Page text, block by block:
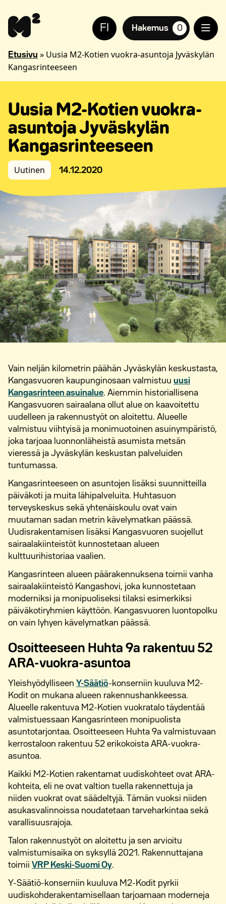
sisältöön
sivuston
käyttöön
FI Hakemus
suosikkiasuntoja,
0
Etusivu » Uusia M2-Kotien vuokra-asuntoja Jyväskylän
Kangasrinteeseen
Uusia M2-Kotien vuokra-
asuntoja Jyväskylän
Kangasrinteeseen
Uutinen 14.12.2020
Vain neljän kilometrin päähän Jyväskylän keskustasta,
Kangasvuoren kaupunginosaan valmistuu uusi
Kangasrinteen asuinalue. Aiemmin historiallisena
Kangasvuoren sairaalana ollut alue on kaavoitettu
uudelleen ja rakennustyöt on aloitettu. Alueelle
valmistuu viihtyisä ja monimuotoinen asuinympäristö,
joka tarjoaa luonnonläheistä asumista metsän
vieressä ja Jyväskylän keskustan palveluiden
tuntumassa.
Kangasrinteeseen on asuntojen lisäksi suunnitteilla
päiväkoti ja muita lähipalveluita. Huhtasuon
terveyskeskus sekä yhtenäiskoulu ovat vain
muutaman sadan metrin kävelymatkan päässä.
Uudisrakentamisen lisäksi Kangasvuoren suojellut
sairaalakiinteistöt kunnostetaan alueen
kulttuurihistoriaa vaalien.
Kangasrinteen alueen päärakennuksena toimii vanha
sairaalakiinteistö Kangashovi, joka kunnostetaan
moderniksi ja monipuoliseksi tilaksi esimerkiksi
päiväkotiryhmien käyttöön. Kangasvuoren luontopolku
on vain lyhyen kävelymatkan päässä.
Osoitteeseen Huhta 9a rakentuu 52
ARA-vuokra-asuntoa
Yleishyödylliseen Y-Säätiö-konserniin kuuluva M2-
Kodit on mukana alueen rakennushankkeessa.
Alueelle rakentuva M2-Kotien vuokratalo täydentää
valmistuessaan Kangasrinteen monipuolista
asuntotarjontaa. Osoitteeseen Huhta 9a valmistuvaan
kerrostaloon rakentuu 52 erikokoista ARA-vuokra-
asuntoa.
Kaikki M2-Kotien rakentamat uudiskohteet ovat ARA-
kohteita, eli ne ovat valtion tuella rakennettuja ja
niiden vuokrat ovat säädeltyjä. Tämän vuoksi niiden
asukasvalinnoissa noudatetaan tarveharkintaa sekä
varallisuusrajoja.
Talon rakennustyöt on aloitettu ja sen arvioitu
valmistumisaika on syksyllä 2021. Rakennuttajana
toimii VRP Keski-Suomi Oy.
Y-Säätiö-konserniin kuuluva M2-Kodit pyrkii
uudiskohderakentamisellaan tarjoamaan moderneja